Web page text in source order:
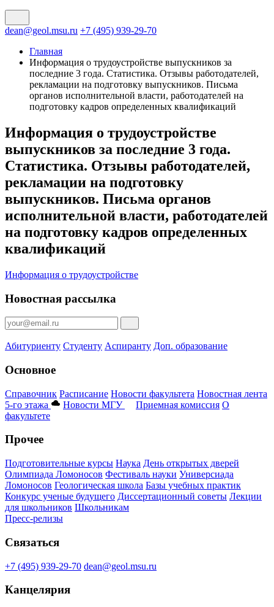
dean@geol.msu.ru +7 (495) 939-29-70
Главная
Информация о трудоустройстве выпускников за
последние 3 года. Статистика. Отзывы работодателей,
рекламации на подготовку выпускников. Письма
органов исполнительной власти, работодателей на
подготовку кадров определенных квалификаций
Информация о трудоустройстве
выпускников за последние 3 года.
Статистика. Отзывы работодателей,
рекламации на подготовку
выпускников. Письма органов
исполнительной власти, работодателей
на подготовку кадров определенных
квалификаций
Информация о трудоустройстве
Новостная рассылка
Абитуриенту Студенту Аспиранту Доп. образование
Основное
Справочник Расписание Новости факультета Новостная лента
5-го этажа
Новости МГУ Приемная комиссия О
факультете
Прочее
Подготовительные курсы Наука День открытых дверей
Олимпиада Ломоносов Фестиваль науки Универсиада
Ломоносов Геологическая школа Базы учебных практик
Конкурс ученые будущего Диссертационный советы Лекции
для школьников Школьникам
Пресс-релизы
Связаться
+7 (495) 939-29-70 dean@geol.msu.ru
Канцелярия